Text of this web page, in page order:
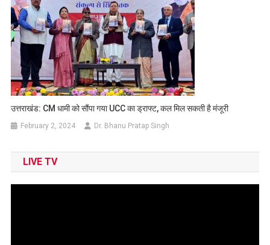
उत्तराखंड: CM धामी को सौंपा गया UCC का ड्राफ्ट, कल मिल सकती है मंजूरी
February 2, 2024 Dr. Bhanu Pratap Singh
LIVE TV